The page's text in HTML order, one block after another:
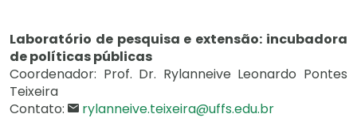
Laboratório de pesquisa e extensão: incubadora
de políticas públicas
Coordenador: Prof. Dr. Rylanneive Leonardo Pontes
Teixeira
Contato:
rylanneive.teixeira@uffs.edu.br